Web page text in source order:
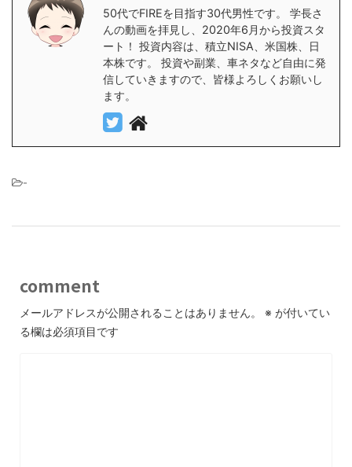
50代でFIREを目指す30代男性です。 学長さ
んの動画を拝見し、2020年6月から投資スタ
ート！ 投資内容は、積立NISA、米国株、日
本株です。 投資や副業、車ネタなど自由に発
信していきますので、皆様よろしくお願いし
ます。
-
comment
メールアドレスが公開されることはありません。 ※ が付いてい
る欄は必須項目です